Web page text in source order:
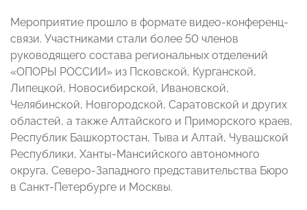
Мероприятие прошло в формате видео-конференц-
связи. Участниками стали более 50 членов
руководящего состава региональных отделений
«ОПОРЫ РОССИИ» из Псковской, Курганской,
Липецкой, Новосибирской, Ивановской,
Челябинской, Новгородской, Саратовской и других
областей, а также Алтайского и Приморского краев,
Республик Башкортостан, Тыва и Алтай, Чувашской
Республики, Ханты-Мансийского автономного
округа, Северо-Западного представительства Бюро
в Санкт-Петербурге и Москвы.